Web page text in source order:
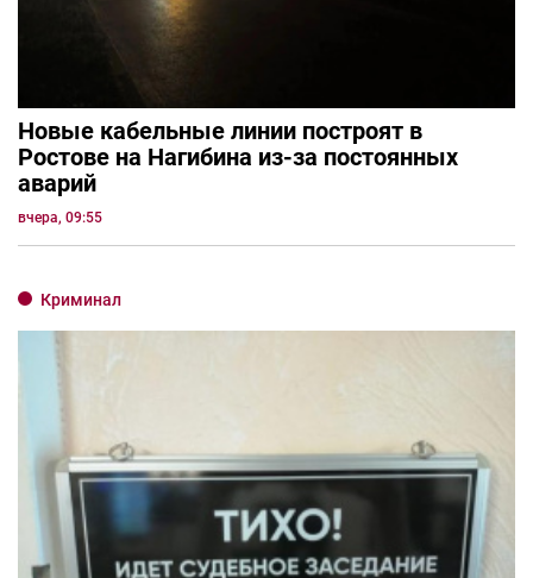
Новые кабельные линии построят в
Ростове на Нагибина из-за постоянных
аварий
вчера, 09:55
Криминал